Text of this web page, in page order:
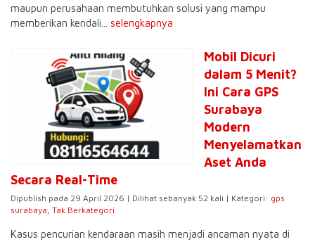
maupun perusahaan membutuhkan solusi yang mampu
memberikan kendali... selengkapnya
Mobil Dicuri
dalam 5 Menit?
Ini Cara GPS
Surabaya
Modern
Menyelamatkan
Aset Anda
Secara Real-Time
Dipublish pada 29 April 2026 | Dilihat sebanyak 52 kali | Kategori: gps
surabaya, Tak Berkategori
Kasus pencurian kendaraan masih menjadi ancaman nyata di